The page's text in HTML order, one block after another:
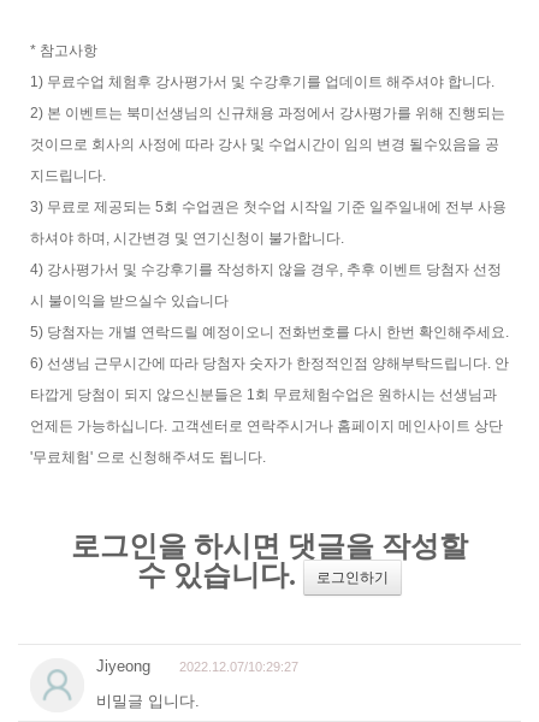
* 참고사항
1) 무료수업 체험후 강사평가서 및 수강후기를 업데이트 해주셔야 합니다.
2) 본 이벤트는 북미선생님의 신규채용 과정에서 강사평가를 위해 진행되는
것이므로 회사의 사정에 따라 강사 및 수업시간이 임의 변경 될수있음을 공
지드립니다.
3) 무료로 제공되는 5회 수업권은 첫수업 시작일 기준 일주일내에 전부 사용
하셔야 하며, 시간변경 및 연기신청이 불가합니다.
4) 강사평가서 및 수강후기를 작성하지 않을 경우, 추후 이벤트 당첨자 선정
시 불이익을 받으실수 있습니다
5) 당첨자는 개별 연락드릴 예정이오니 전화번호를 다시 한번 확인해주세요.
6) 선생님 근무시간에 따라 당첨자 숫자가 한정적인점 양해부탁드립니다. 안
타깝게 당첨이 되지 않으신분들은 1회 무료체험수업은 원하시는 선생님과
언제든 가능하십니다. 고객센터로 연락주시거나 홈페이지 메인사이트 상단
'무료체험' 으로 신청해주셔도 됩니다.